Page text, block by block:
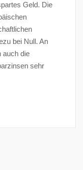
Geld. Die
bei Null. An
auch die
sehr